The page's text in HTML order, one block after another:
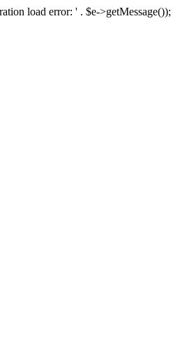
load error: ' . $e-